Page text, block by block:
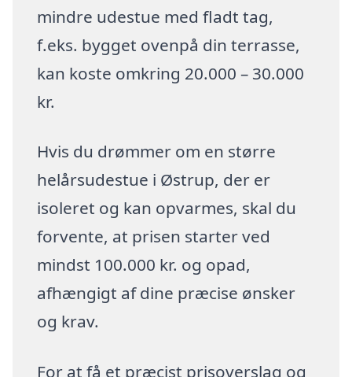
mindre udestue med fladt tag,
f.eks. bygget ovenpå din terrasse,
kan koste omkring 20.000 – 30.000
kr.
Hvis du drømmer om en større
helårsudestue i Østrup, der er
isoleret og kan opvarmes, skal du
forvente, at prisen starter ved
mindst 100.000 kr. og opad,
afhængigt af dine præcise ønsker
og krav.
For at få et præcist prisoverslag og